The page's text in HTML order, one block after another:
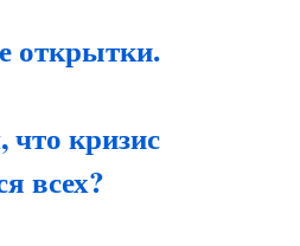
открытки.
что кризис
всех?